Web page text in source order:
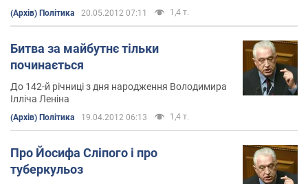
(Архів) Політика 20.05.2012 07:11 1,4 т.
Битва за майбутнє тільки
починається
До 142-й річниці з дня народження Володимира
Ілліча Леніна
(Архів) Політика 19.04.2012 06:13 1,4 т.
Про Йосифа Сліпого і про
туберкульоз